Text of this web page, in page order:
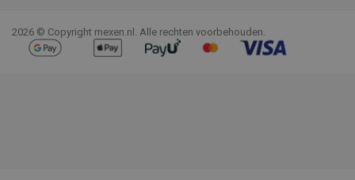
2026 © Copyright mexen.nl. Alle rechten voorbehouden.